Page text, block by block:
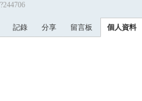
記錄 分享 留言板 個人資料